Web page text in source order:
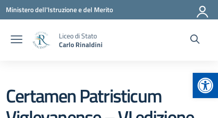
Vai ai contenuti
Vai al menu di navigazione
Vai al footer
Ministero dell'Istruzione e del Merito
Liceo di Stato
Carlo Rinaldini
Certamen Patristicum